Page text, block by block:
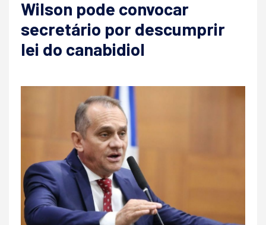
Wilson pode convocar
secretário por descumprir
lei do canabidiol